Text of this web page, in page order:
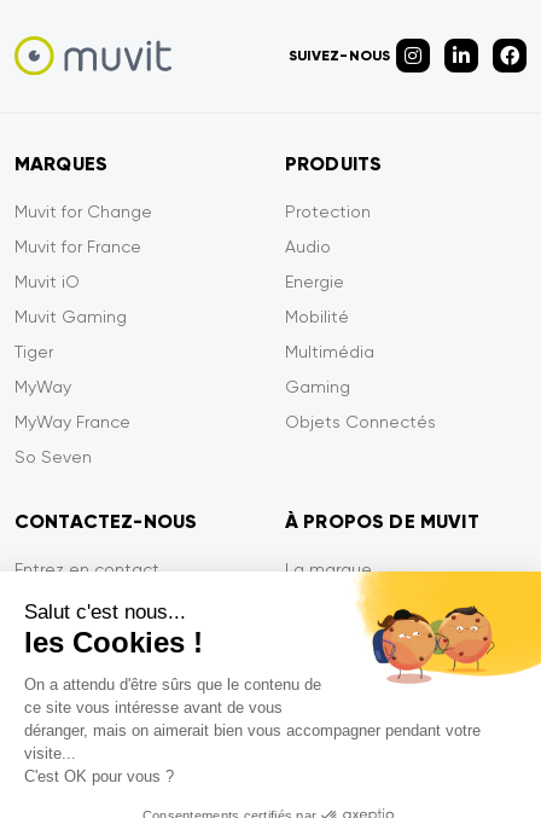
Salut c'est nous...
les Cookies !
On a attendu d'être sûrs que le contenu de
ce site vous intéresse avant de vous
déranger, mais on aimerait bien vous accompagner pendant votre
visite...
C'est OK pour vous ?
Consentements certifiés par
SUIVEZ-NOUS
MARQUES
Muvit for Change
Muvit for France
Muvit iO
Muvit Gaming
Tiger
MyWay
MyWay France
So Seven
PRODUITS
Protection
Audio
Energie
Mobilité
Multimédia
Gaming
Objets Connectés
CONTACTEZ-NOUS
Entrez en contact
Paiement sécurisé
Efficacité du service
Garantie Tiger
FAQ
À PROPOS DE MUVIT
La marque
Confidentialité
Contactez-nous
Mentions légales